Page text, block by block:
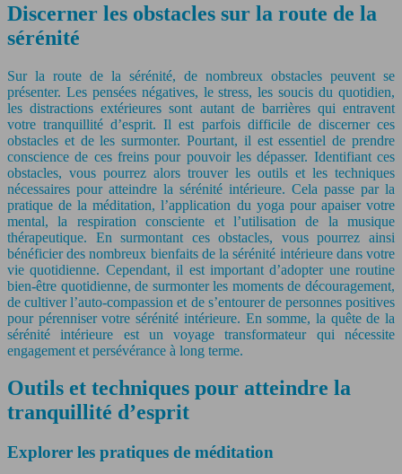
Discerner les obstacles sur la route de la
sérénité
Sur la route de la sérénité, de nombreux obstacles peuvent se
présenter. Les pensées négatives, le stress, les soucis du quotidien,
les distractions extérieures sont autant de barrières qui entravent
votre tranquillité d’esprit. Il est parfois difficile de discerner ces
obstacles et de les surmonter. Pourtant, il est essentiel de prendre
conscience de ces freins pour pouvoir les dépasser. Identifiant ces
obstacles, vous pourrez alors trouver les outils et les techniques
nécessaires pour atteindre la sérénité intérieure. Cela passe par la
pratique de la méditation, l’application du yoga pour apaiser votre
mental, la respiration consciente et l’utilisation de la musique
thérapeutique. En surmontant ces obstacles, vous pourrez ainsi
bénéficier des nombreux bienfaits de la sérénité intérieure dans votre
vie quotidienne. Cependant, il est important d’adopter une routine
bien-être quotidienne, de surmonter les moments de découragement,
de cultiver l’auto-compassion et de s’entourer de personnes positives
pour pérenniser votre sérénité intérieure. En somme, la quête de la
sérénité intérieure est un voyage transformateur qui nécessite
engagement et persévérance à long terme.
Outils et techniques pour atteindre la
tranquillité d’esprit
Explorer les pratiques de méditation